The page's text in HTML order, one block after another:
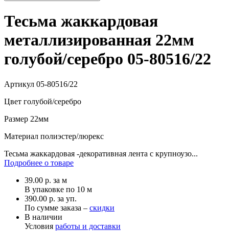
Тесьма жаккардовая
металлизированная 22мм
голубой/серебро 05-80516/22
Артикул 05-80516/22
Цвет голубой/серебро
Размер 22мм
Материал полиэстер/люрекс
Тесьма жаккардовая -декоративная лента с крупноузо...
Подробнее о товаре
39.00 р. за м
В упаковке по 10 м
390.00 р. за уп.
По сумме заказа – скидки
В наличии
Условия работы и доставки